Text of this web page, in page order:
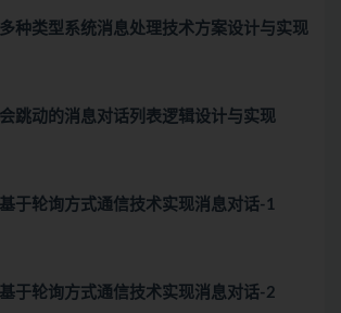
种类型系统消息处理技术方案设计与实现
跳动的消息对话列表逻辑设计与实现
于轮询方式通信技术实现消息对话-1
于轮询方式通信技术实现消息对话-2